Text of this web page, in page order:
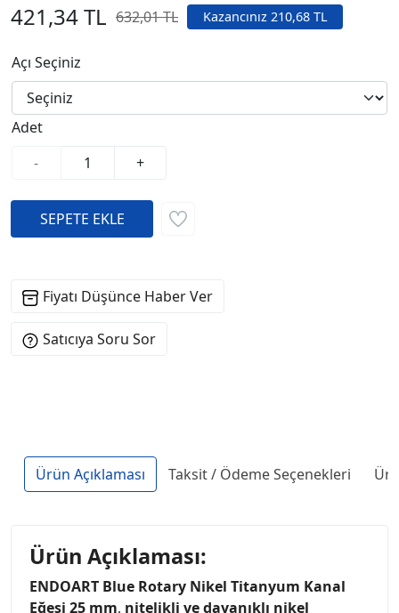
421,34 TL 632,01 TL Kazancınız 210,68 TL
Açı Seçiniz
Adet
-
+
Fiyatı Düşünce Haber Ver
Satıcıya Soru Sor
Ürün Açıklaması Taksit / Ödeme Seçenekleri
Ürün Açıklaması:
ENDOART Blue Rotary Nikel Titanyum Kanal
Eğesi 25 mm, nitelikli ve dayanıklı nikel